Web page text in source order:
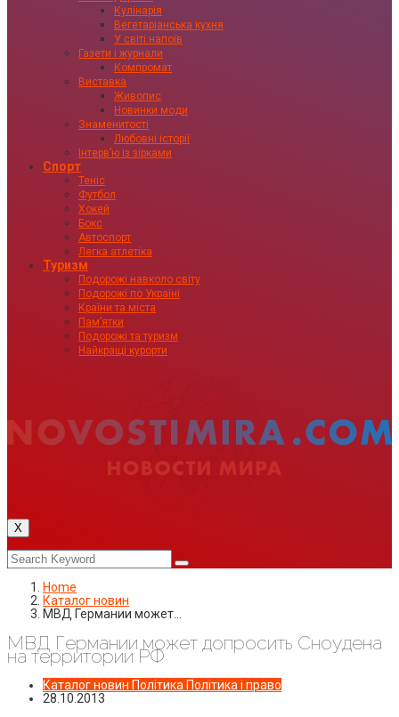
Кулінарія
Вегетаріанська кухня
У світі напоїв
Газети і журнали
Компромат
Виставка
Живопис
Новинки моди
Знаменитості
Любовні історії
Інтервʼю із зірками
Спорт
Теніс
Футбол
Хокей
Бокс
Автоспорт
Легка атлетіка
Туризм
Подорожі навколо світу
Подорожі по Україні
Країни та міста
Пам’ятки
Подорожі та туризм
Найкращі курорти
X
Home
Каталог новин
МВД Германии может…
МВД Германии может допросить Сноудена
на территории РФ
Каталог новин Політика Політика і право
28.10.2013